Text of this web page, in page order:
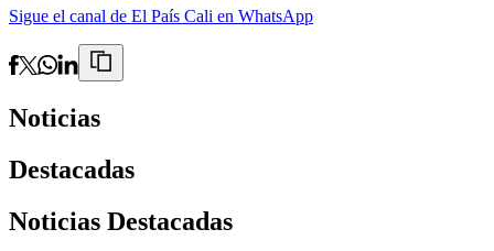
Sigue el canal de El País Cali en WhatsApp
Noticias
Destacadas
Noticias Destacadas